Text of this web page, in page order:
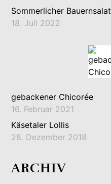
Sommerlicher Bauernsalat
18. Juli 2022
gebackener Chicorée
16. Februar 2021
Käsetaler Lollis
28. Dezember 2018
ARCHIV